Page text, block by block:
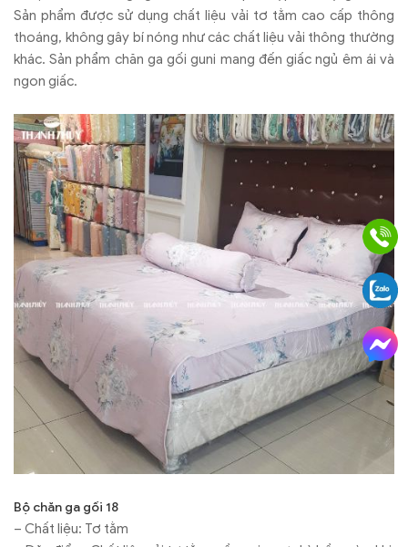
Sản phẩm được sử dụng chất liệu vải tơ tằm cao cấp thông
thoáng, không gây bí nóng như các chất liệu vải thông thường
khác. Sản phẩm chăn ga gối guni mang đến giấc ngủ êm ái và
ngon giấc.
Bộ chăn ga gối 18
– Chất liệu: Tơ tằm